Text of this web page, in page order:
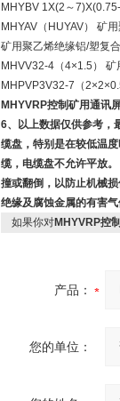
MHYBV 1X(2～
MHYAV（HUYAV） 矿
矿用聚乙烯绝缘铝/塑复
MHVV32-4（4×1.5）
MHPVP3V32-7（
MHYVRP控制矿用通讯
6、以上数据仅供参考，
缆盘，特别是在较低温
缆，电缆盘不允许平放
撞或翻倒，以防止机械
绝缘及腐蚀金属的有害
如果你对MHYVRP控
产品：
您的单位：